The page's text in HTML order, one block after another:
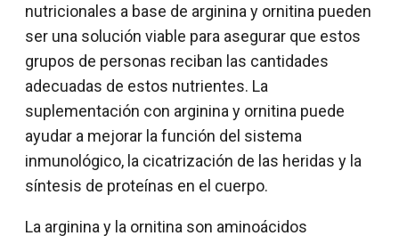
nutricionales a base de arginina y ornitina pueden
ser una solución viable para asegurar que estos
grupos de personas reciban las cantidades
adecuadas de estos nutrientes. La
suplementación con arginina y ornitina puede
ayudar a mejorar la función del sistema
inmunológico, la cicatrización de las heridas y la
síntesis de proteínas en el cuerpo.
La arginina y la ornitina son aminoácidos